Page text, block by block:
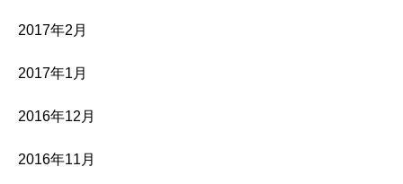
2017年2月
2017年1月
2016年12月
2016年11月